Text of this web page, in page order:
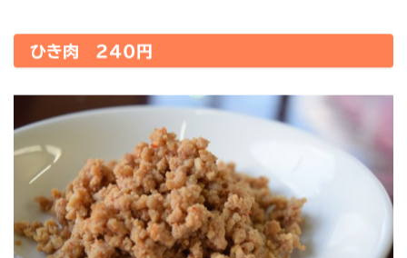
ひき肉 240円